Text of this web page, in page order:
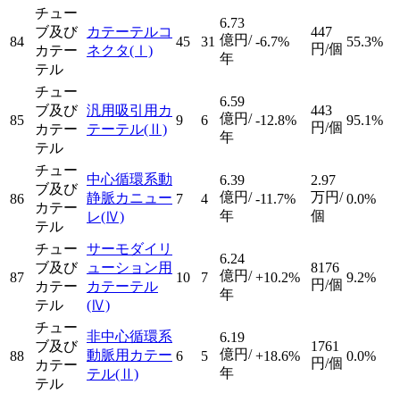
84
チュー
ブ及び
カテー
テル
カテーテルコ
ネクタ(Ⅰ)
45 31
6.73
億円/
年
-6.7%
447
円/個 55.3%
85
チュー
ブ及び
カテー
テル
汎用吸引用カ
テーテル(Ⅱ)
9 6
6.59
億円/
年
-12.8%
443
円/個 95.1%
86
チュー
ブ及び
カテー
テル
中心循環系動
静脈カニュー
レ(Ⅳ)
7 4
6.39
億円/
年
-11.7%
2.97
万円/
個
0.0%
87
チュー
ブ及び
カテー
テル
サーモダイリ
ューション用
カテーテル
(Ⅳ)
10 7
6.24
億円/
年
+10.2%
8176
円/個 9.2%
88
チュー
ブ及び
カテー
テル
非中心循環系
動脈用カテー
テル(Ⅱ)
6 5
6.19
億円/
年
+18.6%
1761
円/個 0.0%